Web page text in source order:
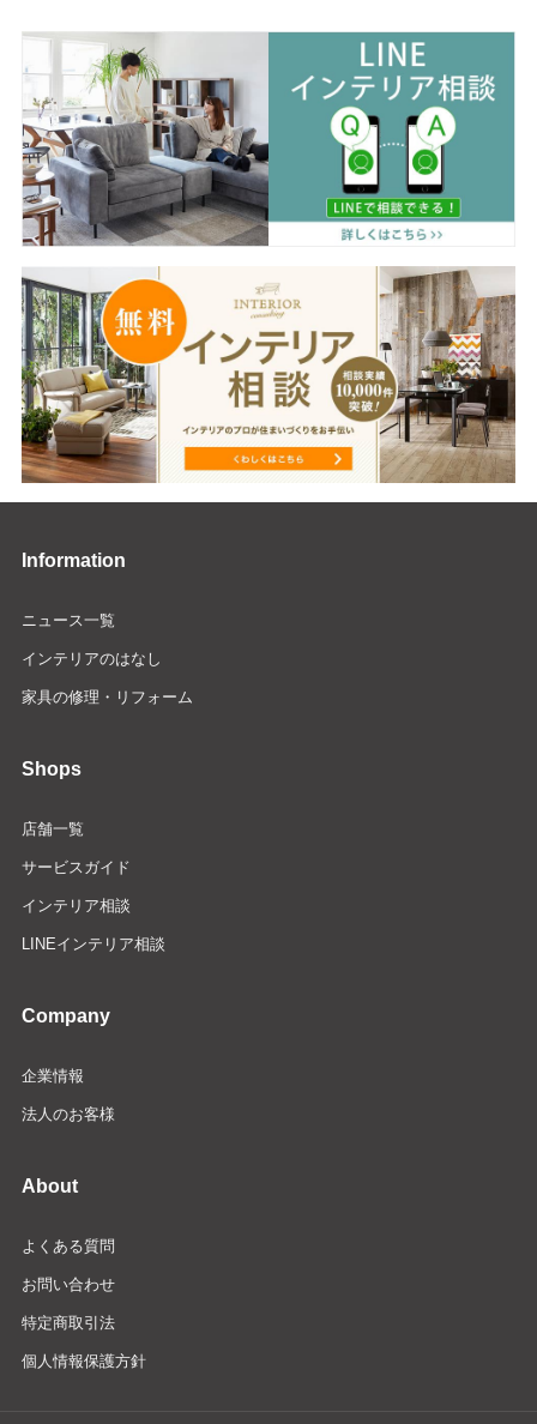
Information
ニュース一覧
インテリアのはなし
家具の修理・リフォーム
Shops
店舗一覧
サービスガイド
インテリア相談
LINEインテリア相談
Company
企業情報
法人のお客様
About
よくある質問
お問い合わせ
特定商取引法
個人情報保護方針